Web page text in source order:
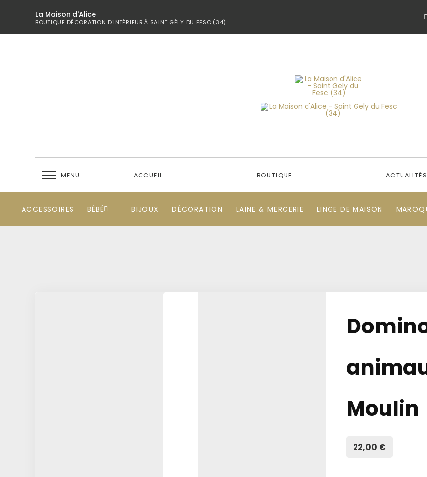
La Maison d'Alice
BOUTIQUE DÉCORATION D'INTÉRIEUR À SAINT GÉLY DU FESC (34)
MENU ACCUEIL BOUTIQUE ACTUALITÉS
ACCESSOIRES BÉBÉ BIJOUX DÉCORATION LAINE & MERCERIE LINGE DE MAISON
Moulin
22,00 €